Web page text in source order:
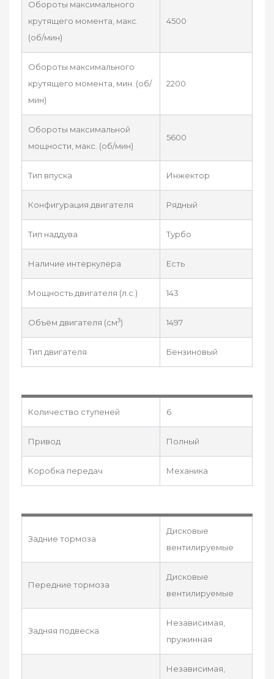
Обороты максимального
крутящего момента, макс.
(об/мин)
4500
Обороты максимального
крутящего момента, мин. (об/
мин)
2200
Обороты максимальной
мощности, макс. (об/мин)
5600
Тип впуска Инжектор
Конфигурация двигателя Рядный
Тип наддува Турбо
Наличие интеркулера Есть
Мощность двигателя (л.с.) 143
Объём двигателя (см3) 1497
Тип двигателя Бензиновый
Количество ступеней 6
Привод Полный
Коробка передач Механика
Задние тормоза
Дисковые
вентилируемые
Передние тормоза
Дисковые
вентилируемые
Задняя подвеска
Независимая,
пружинная
Независимая,